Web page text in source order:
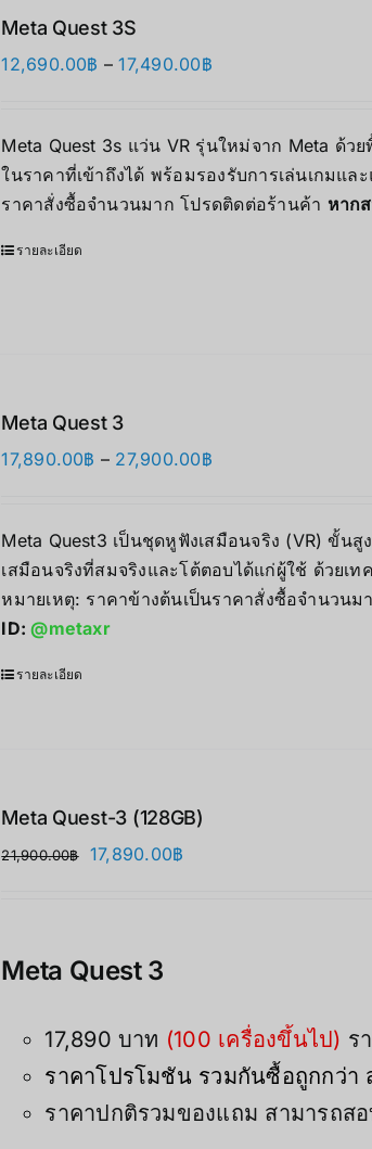
Meta Quest 3S
12,690.00฿ – 17,490.00฿Price
through
17,490.00฿
Meta Quest 3s แว่น VR รุ่นใหม่จาก Meta ด้ว
ในราคาที่เข้าถึงได้ พร้อมรองรับการเล่นเกมแ
ราคาสั่งซื้อจำนวนมาก โปรดติดต่อร้านค้า หาก
รายละเอียด
Meta Quest 3
17,890.00฿ – 27,900.00฿Price
through
27,900.00฿
Meta Quest3 เป็นชุดหูฟังเสมือนจริง (VR) ขั้
เสมือนจริงที่สมจริงและโต้ตอบได้แก่ผู้ใช้ ด้วย
หมายเหตุ: ราคาข้างต้นเป็นราคาสั่งซื้อจำนวน
ID:@metaxr
รายละเอียด
Meta Quest-3 (128GB)
21,900.00฿
Original
17,890.00฿
Meta Quest 3
17,890 บาท (100 เครื่องขึ้นไป) ร
ราคาโปรโมชัน รวมกันซื้อถูกกว่า
ราคาปกติรวมของแถม สามารถส